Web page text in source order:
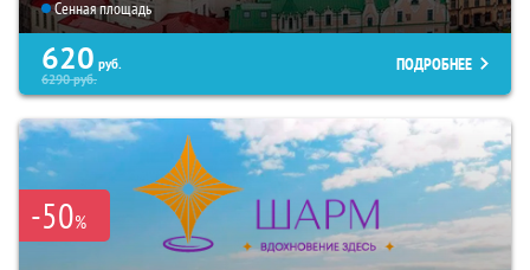
Сенная площадь
620 руб.
6290руб.
ПОДРОБНЕЕ
-50%